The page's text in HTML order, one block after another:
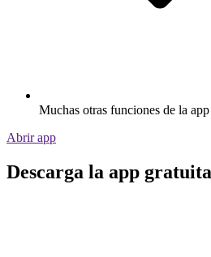
Muchas otras funciones de la app
Abrir app
Descarga la app